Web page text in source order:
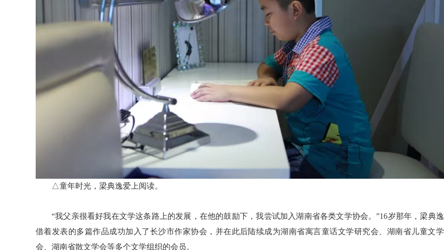
△童年时光，梁典逸爱上阅读。
“我父亲很看好我在文学这条路上的发展，在他的鼓励下，我尝试加入湖南省各类文学协会。”16岁那年，梁典
借着发表的多篇作品成功加入了长沙市作家协会，并在此后陆续成为湖南省寓言童话文学研究会、湖南省儿童文
会、湖南省散文学会等多个文学组织的会员。